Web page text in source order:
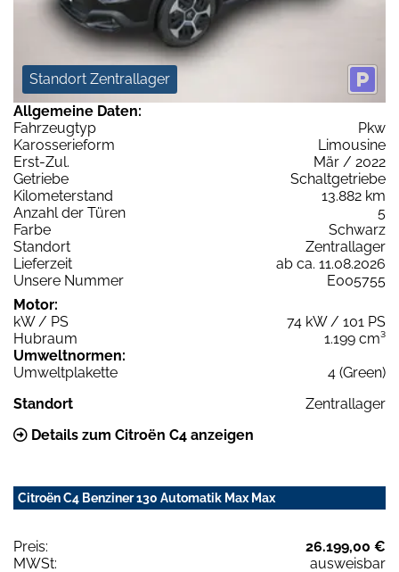
Standort Zentrallager
Allgemeine Daten:
Fahrzeugtyp
Pkw
Karosserieform
Limousine
Erst-Zul.
Mär / 2022
Getriebe
Schaltgetriebe
Kilometerstand
13.882 km
Anzahl der Türen
5
Farbe
Schwarz
Standort
Zentrallager
Lieferzeit
ab ca. 11.08.2026
Unsere Nummer
E005755
Motor:
kW / PS
74 kW / 101 PS
Hubraum
1.199 cm³
Umweltnormen:
Umweltplakette
4 (Green)
Standort
Zentrallager
Details zum Citroën C4 anzeigen
Citroën C4 Benziner 130 Automatik Max Max
Preis:
26.199,00 €
MWSt:
ausweisbar